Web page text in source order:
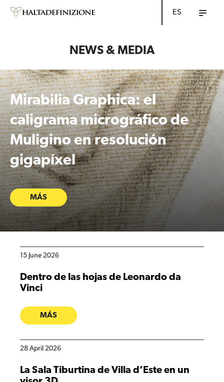
ES
NEWS & MEDIA
Mirabilia Graphica: el
caligrama micrográfico de
Muligino en resolución
gigapíxel
MÁS
15 June 2026
Dentro de las hojas de Leonardo da
Vinci
MÁS
28 April 2026
La Sala Tiburtina de Villa d’Este en un